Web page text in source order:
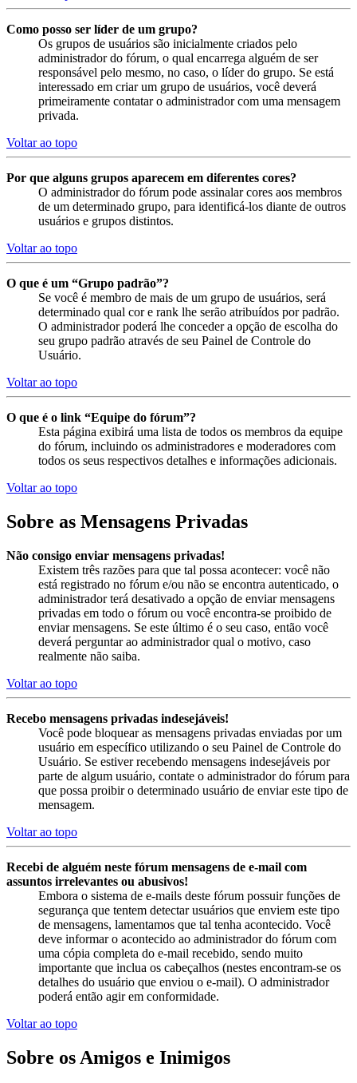
Como posso ser líder de um grupo?
Os grupos de usuários são inicialmente criados pelo
administrador do fórum, o qual encarrega alguém de ser
responsável pelo mesmo, no caso, o líder do grupo. Se está
interessado em criar um grupo de usuários, você deverá
primeiramente contatar o administrador com uma mensagem
privada.
Voltar ao topo
Por que alguns grupos aparecem em diferentes cores?
O administrador do fórum pode assinalar cores aos membros
de um determinado grupo, para identificá-los diante de outros
usuários e grupos distintos.
Voltar ao topo
O que é um “Grupo padrão”?
Se você é membro de mais de um grupo de usuários, será
determinado qual cor e rank lhe serão atribuídos por padrão.
O administrador poderá lhe conceder a opção de escolha do
seu grupo padrão através de seu Painel de Controle do
Usuário.
Voltar ao topo
O que é o link “Equipe do fórum”?
Esta página exibirá uma lista de todos os membros da equipe
do fórum, incluindo os administradores e moderadores com
todos os seus respectivos detalhes e informações adicionais.
Voltar ao topo
Sobre as Mensagens Privadas
Não consigo enviar mensagens privadas!
Existem três razões para que tal possa acontecer: você não
está registrado no fórum e/ou não se encontra autenticado, o
administrador terá desativado a opção de enviar mensagens
privadas em todo o fórum ou você encontra-se proibido de
enviar mensagens. Se este último é o seu caso, então você
deverá perguntar ao administrador qual o motivo, caso
realmente não saiba.
Voltar ao topo
Recebo mensagens privadas indesejáveis!
Você pode bloquear as mensagens privadas enviadas por um
usuário em específico utilizando o seu Painel de Controle do
Usuário. Se estiver recebendo mensagens indesejáveis por
parte de algum usuário, contate o administrador do fórum para
que possa proibir o determinado usuário de enviar este tipo de
mensagem.
Voltar ao topo
Recebi de alguém neste fórum mensagens de e-mail com
assuntos irrelevantes ou abusivos!
Embora o sistema de e-mails deste fórum possuir funções de
segurança que tentem detectar usuários que enviem este tipo
de mensagens, lamentamos que tal tenha acontecido. Você
deve informar o acontecido ao administrador do fórum com
uma cópia completa do e-mail recebido, sendo muito
importante que inclua os cabeçalhos (nestes encontram-se os
detalhes do usuário que enviou o e-mail). O administrador
poderá então agir em conformidade.
Voltar ao topo
Sobre os Amigos e Inimigos